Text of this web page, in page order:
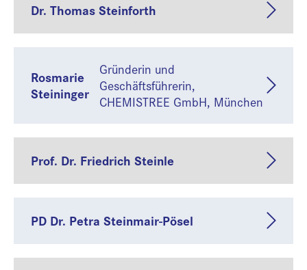
Dr. Thomas Steinforth
Rosmarie
Steininger
Gründerin und
Geschäftsführerin,
CHEMISTREE GmbH, München
Prof. Dr. Friedrich Steinle
PD Dr. Petra Steinmair-Pösel